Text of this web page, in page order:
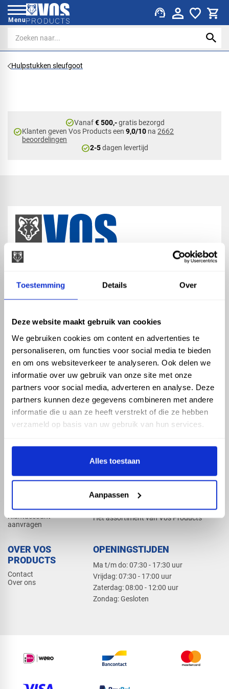
Toestemming Details Over
Deze website maakt gebruik van cookies
We gebruiken cookies om content en advertenties te
personaliseren, om functies voor social media te bieden
en om ons websiteverkeer te analyseren. Ook delen we
informatie over uw gebruik van onze site met onze
partners voor social media, adverteren en analyse. Deze
partners kunnen deze gegevens combineren met andere
informatie die u aan ze heeft verstrekt of die ze hebben
verzameld op basis van uw gebruik van hun services.
Alles toestaan
Aanpassen
Menu support_agent
Hulpstukken sleufgoot
check_circleVanaf€ 500,-gratis bezorgd
check_circleKlanten geven Vos Products een9,0/10 na2662
beoordelingen
check_circle2-5dagen levertijd
ASSORTIMENT
Hemelwaterafvoer
Drukleiding
Beregening
Dak en gevel
KENNIS EN HULP
Klantenservice
Kennisbank
Klantaccount
aanvragen
PRODUCTCATALOGUS 2026
Het assortiment van Vos Products
OVER VOS
PRODUCTS
Contact
Over ons
OPENINGSTIJDEN
Ma t/m do: 07:30 - 17:30 uur
​Vrijdag: 07:30 - 17:00 uur
​Zaterdag: 08:00 - 12:00 uur
​Zondag: Gesloten
phone_enabled +31 416 75 02 55
mail info@vosproducts.nl
check_circleDé bouwmarkt van Altena
check_circle Direct uit grote voorraad geleverd met eigen transport
check_circleLevering in NL en BE